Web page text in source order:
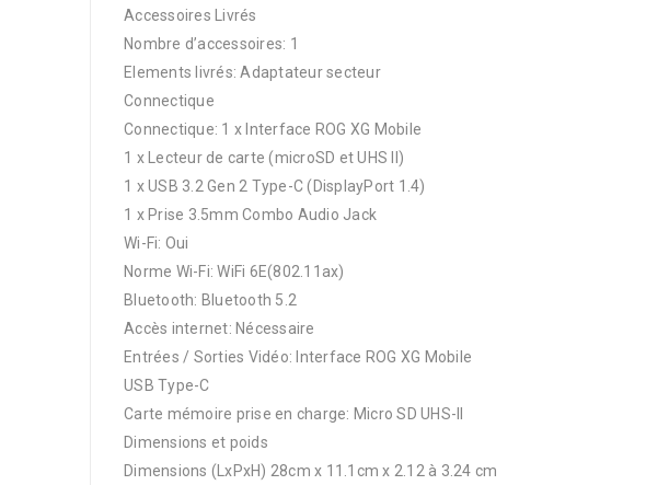
Accessoires Livrés
Nombre d’accessoires: 1
Elements livrés: Adaptateur secteur
Connectique
Connectique: 1 x Interface ROG XG Mobile
1 x Lecteur de carte (microSD et UHS II)
1 x USB 3.2 Gen 2 Type-C (DisplayPort 1.4)
1 x Prise 3.5mm Combo Audio Jack
Wi-Fi: Oui
Norme Wi-Fi: WiFi 6E(802.11ax)
Bluetooth: Bluetooth 5.2
Accès internet: Nécessaire
Entrées / Sorties Vidéo: Interface ROG XG Mobile
USB Type-C
Carte mémoire prise en charge: Micro SD UHS-II
Dimensions et poids
Dimensions (LxPxH) 28cm x 11.1cm x 2.12 à 3.24 cm